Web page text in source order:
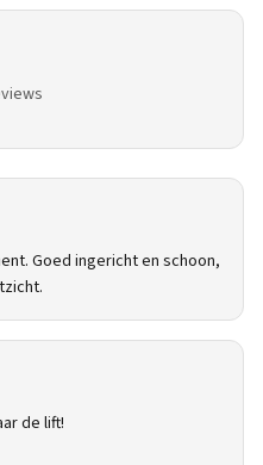
Goed ingericht en schoon,
de lift!